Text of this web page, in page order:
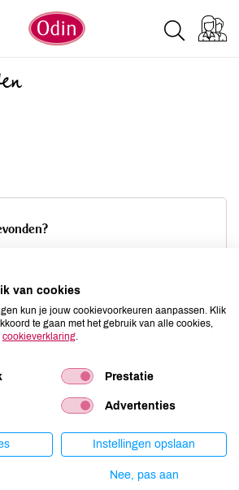
tot 17.00 uur.
onscontactformulierof:
van cookies
kun je jouw cookievoorkeuren aanpassen. Klik
te gaan met het gebruik van alle cookies,
cookieverklaring.
Prestatie
Advertenties
Instellingen opslaan
Nee, pas aan